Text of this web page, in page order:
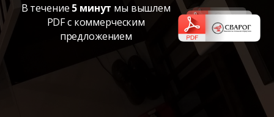
В течение 5 минут мы вышлем
PDF с коммерческим
предложением